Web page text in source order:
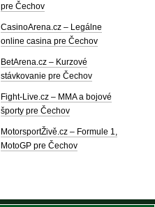
pre Čechov
CasinoArena.cz – Legálne
online casina pre Čechov
BetArena.cz – Kurzové
stávkovanie pre Čechov
Fight-Live.cz – MMA a bojové
športy pre Čechov
MotorsportŽivě.cz – Formule 1,
MotoGP pre Čechov